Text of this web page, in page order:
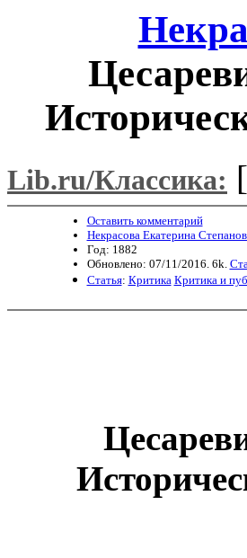
Lib.ru/Классика: [
Оставить комментарий
Некрасова Екатерина
Год: 1882
Обновлено: 07/11/2016. 6k.
Статья: Критика Критика и